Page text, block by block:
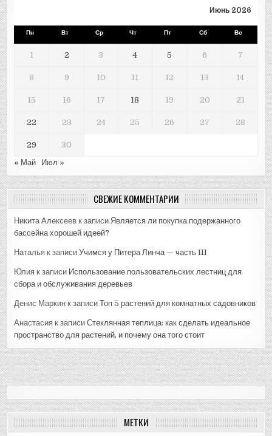
Июнь 2026
Пн Вт Ср Чт Пт Сб Вс
1 2 3 4 5 6 7
8 9 10 11 12 13 14
15 16 17 18 19 20 21
22 23 24 25 26 27 28
29
30
« Май
Июл »
СВЕЖИЕ КОММЕНТАРИИ
Никита Алексеев к записиЯвляется ли покупка подержанного
бассейна хорошей идеей?
Наталья к записиУчимся у Питера Линча — часть III
Юлия к записи Использование пользовательских лестниц для
сбора и обслуживания деревьев
Денис Маркин к записиТоп 5 растений для комнатных садовников
Анастасия к записиСтеклянная теплица: как сделать идеальное
пространство для растений, и почему она того стоит
МЕТКИ